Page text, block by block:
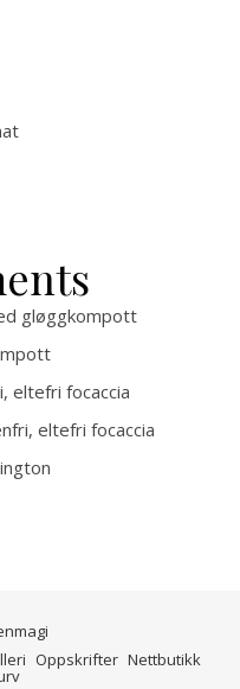
gløggkompott
eltefri focaccia
eltefri focaccia
Oppskrifter Nettbutikk